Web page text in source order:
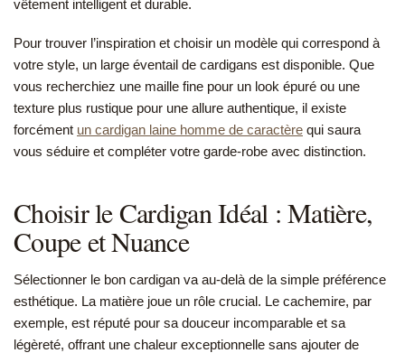
vêtement intelligent et durable.
Pour trouver l’inspiration et choisir un modèle qui correspond à
votre style, un large éventail de cardigans est disponible. Que
vous recherchiez une maille fine pour un look épuré ou une
texture plus rustique pour une allure authentique, il existe
forcément un cardigan laine homme de caractère qui saura
vous séduire et compléter votre garde-robe avec distinction.
Choisir le Cardigan Idéal : Matière,
Coupe et Nuance
Sélectionner le bon cardigan va au-delà de la simple préférence
esthétique. La matière joue un rôle crucial. Le cachemire, par
exemple, est réputé pour sa douceur incomparable et sa
légèreté, offrant une chaleur exceptionnelle sans ajouter de